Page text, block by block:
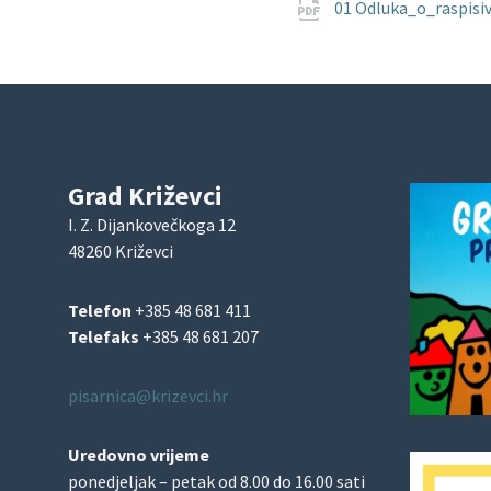
01
Grad Križevci
I. Z. Dijankovečkoga 12
48260 Križevci
Telefon +385 48 681 411
Telefaks +385 48 681 207
pisarnica@krizevci.hr
Uredovno vrijeme
ponedjeljak – petak od 8.00 do 16.00 sati